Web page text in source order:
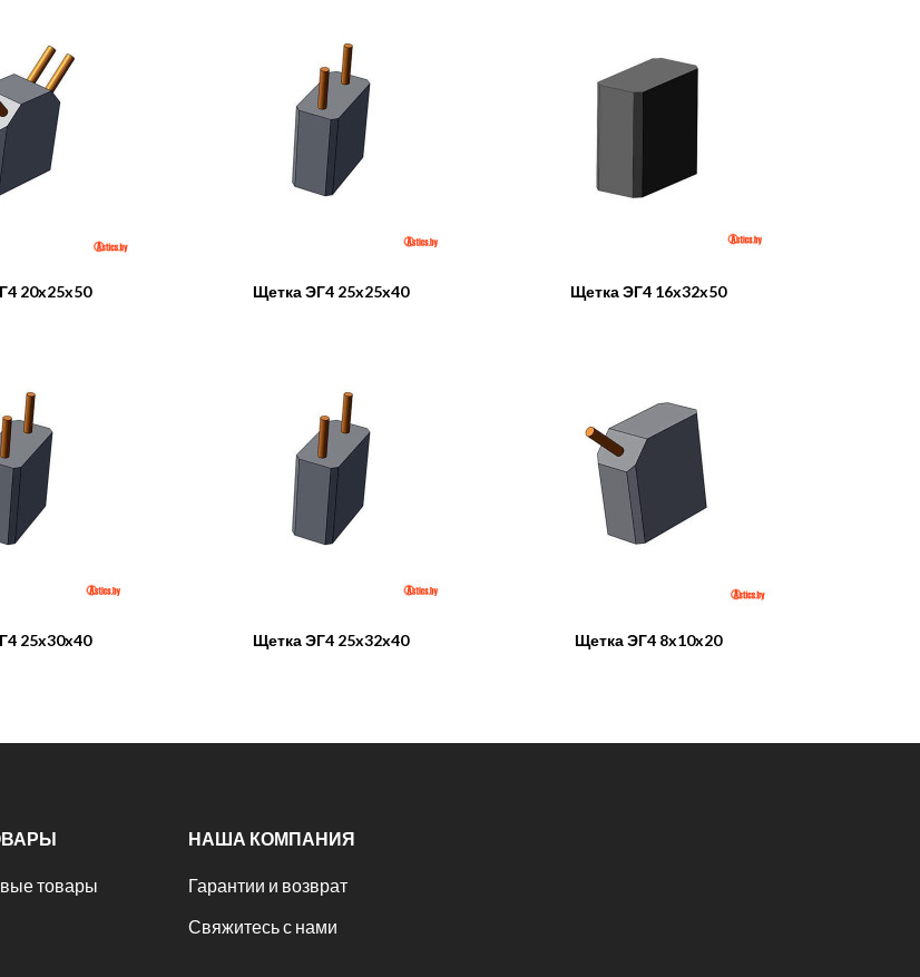
20x25x50 Щетка ЭГ4 25x25x40 Щетка ЭГ4 16x32x50
25x30x40 Щетка ЭГ4 25x32x40 Щетка ЭГ4 8x10x20
товары
НАША КОМПАНИЯ
Гарантии и возврат
Свяжитесь с нами